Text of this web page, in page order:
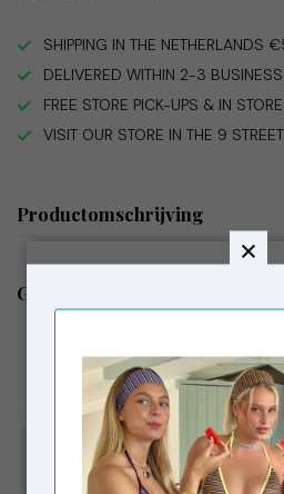
SHIPPING IN THE NETHERLANDS
DELIVERED WITHIN 2-3
FREE STORE PICK-UPS & IN
VISIT OUR STORE IN THE 9
Productomschrijving
Gerelateerde producten
Modström BeaMD
LAAGAM
Laagam Eden Tank